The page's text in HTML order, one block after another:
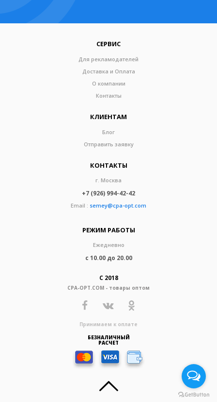
СЕРВИС
Для рекламодателей
Доставка и Оплата
О компании
Контакты
КЛИЕНТАМ
Блог
Отправить заявку
КОНТАКТЫ
г. Москва
+7 (926) 994-42-42
Email : semey@cpa-opt.com
РЕЖИМ РАБОТЫ
Ежедневно
с 10.00 до 20.00
С 2018
CPA-OPT.COM - товары оптом
Принимаем к оплате
БЕЗНАЛИЧНЫЙ
РАСЧЕТ